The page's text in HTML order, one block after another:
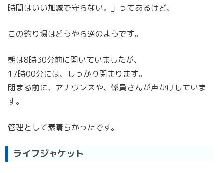
時間はいい加減で守らない。」ってあるけど、
この釣り場はどうやら逆のようです。
朝は8時30分前に開いていましたが、
17時00分には、しっかり閉まります。
閉まる前に、アナウンスや、係員さんが声かけしていま
す。
管理として素晴らかったです。
ライフジャケット